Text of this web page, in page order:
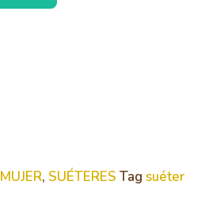
MUJER, SUÉTERES Tag suéter